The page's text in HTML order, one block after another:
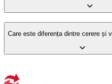
Care este diferența dintre cerere și